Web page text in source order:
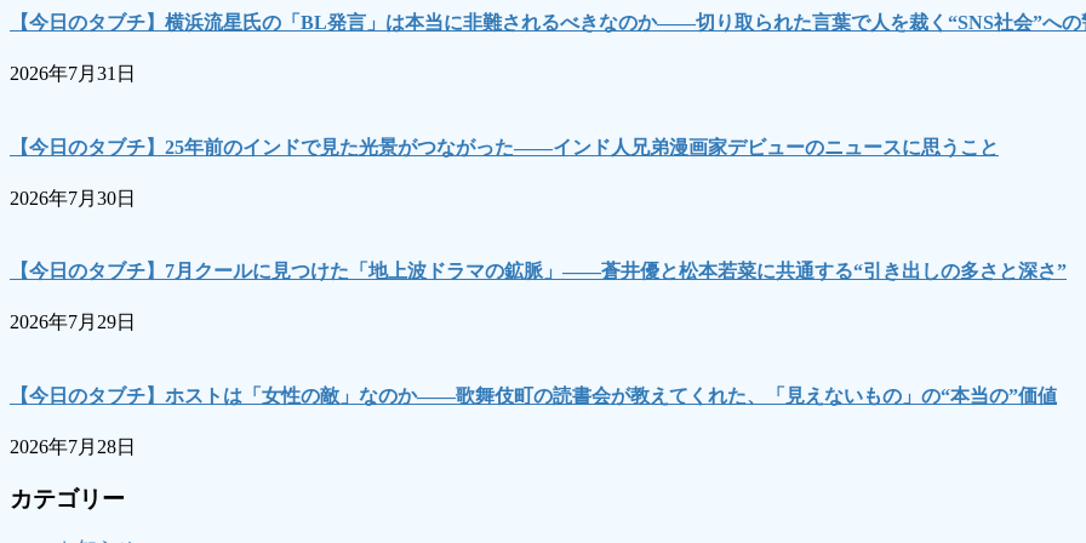
【今日のタブチ】横浜流星氏の「BL発言」は本当に非難されるべきなのか――切り取られた言葉で人を裁く“SNS社会”への
2026年7月31日
【今日のタブチ】25年前のインドで見た光景がつながった――インド人兄弟漫画家デビューのニュースに思うこと
2026年7月30日
【今日のタブチ】7月クールに見つけた「地上波ドラマの鉱脈」――蒼井優と松本若菜に共通する“引き出しの多さと深さ”
2026年7月29日
【今日のタブチ】ホストは「女性の敵」なのか――歌舞伎町の読書会が教えてくれた、「見えないもの」の“本当の”価値
2026年7月28日
カテゴリー